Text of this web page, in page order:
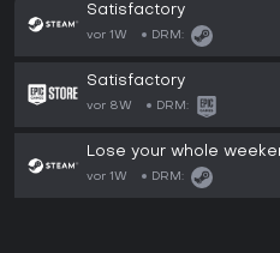
Satisfactory
vor 1W DRM:
Satisfactory
vor 8W DRM:
Lose your whole
vor 1W DRM: